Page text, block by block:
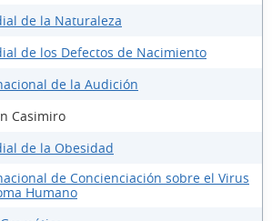
de la Naturaleza
de los Defectos de Nacimiento
de la Audición
Casimiro
de la Obesidad
de Concienciación sobre el Virus
Humano